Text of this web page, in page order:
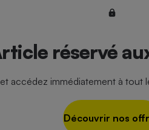
réservé
accédez immédiatement à tout
Découvrir nos
bouteille de
Banque en
Lave-linge
Radiateur électrique
Antimoustique